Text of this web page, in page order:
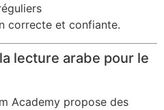
correcte et confiante.
lecture arabe pour le
Academy propose des